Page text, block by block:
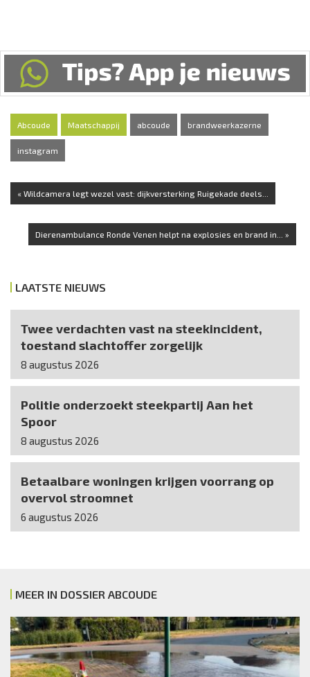
Abcoude Maatschappij abcoude brandweerkazerne
instagram
« Wildcamera legt wezel vast: dijkversterking Ruigekade deels...
Dierenambulance Ronde Venen helpt na explosies en brand in... »
LAATSTE NIEUWS
Twee verdachten vast na steekincident,
toestand slachtoffer zorgelijk
8 augustus 2026
Politie onderzoekt steekpartij Aan het
Spoor
8 augustus 2026
Betaalbare woningen krijgen voorrang op
overvol stroomnet
6 augustus 2026
MEER IN DOSSIER ABCOUDE